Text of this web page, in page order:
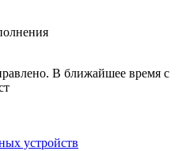
В ближайшее время с
устройств